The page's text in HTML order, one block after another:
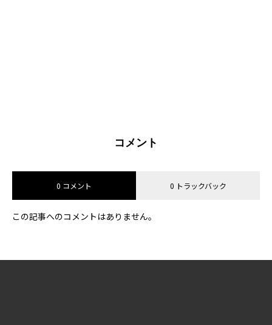
コメント
0 コメント 0 トラックバック
この記事へのコメントはありません。